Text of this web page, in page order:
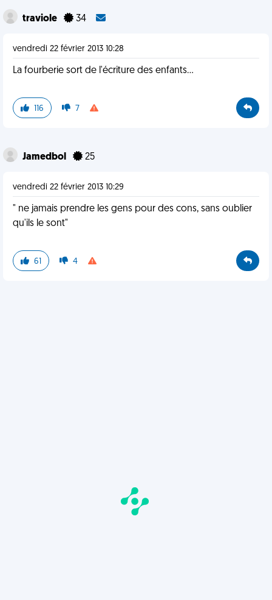
traviole 34
vendredi 22 février 2013 10:28
La fourberie sort de l'écriture des enfants...
116 7
Jamedbol 25
vendredi 22 février 2013 10:29
" ne jamais prendre les gens pour des cons, sans oublier
qu'ils le sont"
61 4